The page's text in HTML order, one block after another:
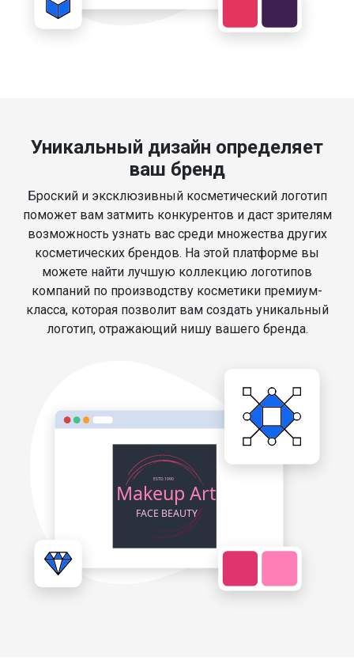
Уникальный дизайн определяет
ваш бренд
Броский и эксклюзивный косметический логотип
поможет вам затмить конкурентов и даст зрителям
возможность узнать вас среди множества других
косметических брендов. На этой платформе вы
можете найти лучшую коллекцию логотипов
компаний по производству косметики премиум-
класса, которая позволит вам создать уникальный
логотип, отражающий нишу вашего бренда.